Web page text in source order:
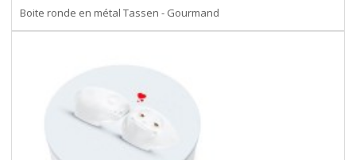
Boite ronde en métal Tassen - Gourmand